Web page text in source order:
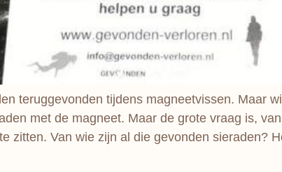
teruggevonden tijdens magneetvissen. Maar
met de magneet. Maar de grote vraag is,
zitten. Van wie zijn al die gevonden sieraden?